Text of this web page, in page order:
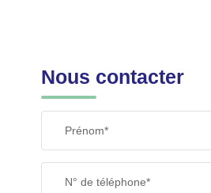
Nous contacter
Prénom*
N° de téléphone*